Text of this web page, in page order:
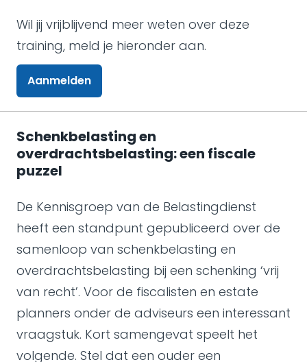
Wil jij vrijblijvend meer weten over deze
training, meld je hieronder aan.
Aanmelden
Schenkbelasting en
overdrachtsbelasting: een fiscale
puzzel
De Kennisgroep van de Belastingdienst
heeft een standpunt gepubliceerd over de
samenloop van schenkbelasting en
overdrachtsbelasting bij een schenking ‘vrij
van recht’. Voor de fiscalisten en estate
planners onder de adviseurs een interessant
vraagstuk. Kort samengevat speelt het
volgende. Stel dat een ouder een